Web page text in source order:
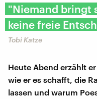
"Niemand bringt
keine freie
Tobi Katze
Heute Abend erzählt
wie er es schafft, die
lassen und warum